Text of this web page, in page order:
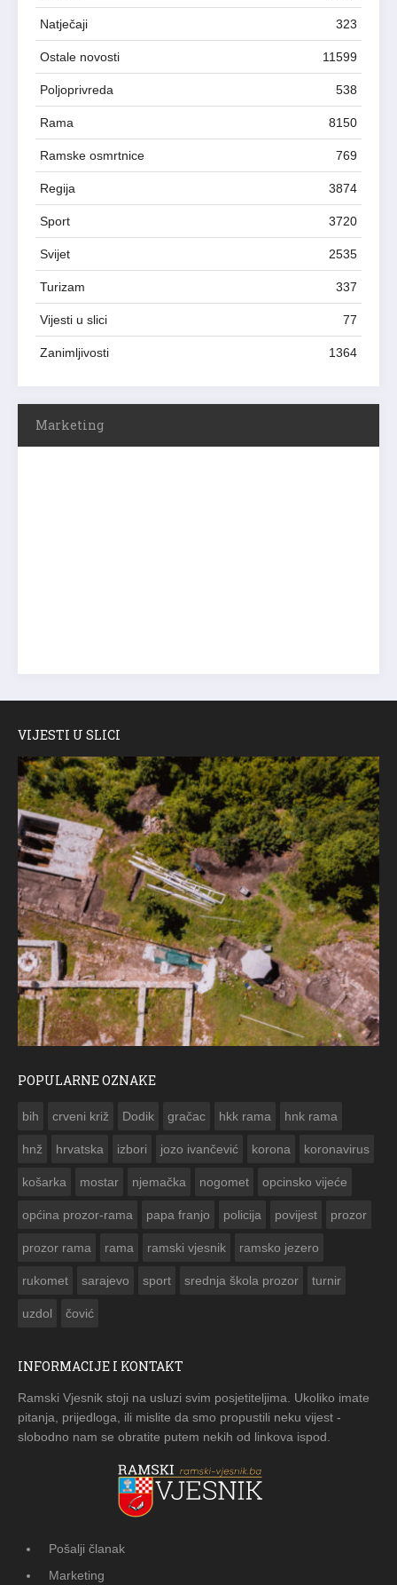
Natječaji 323
Ostale novosti 11599
Poljoprivreda 538
Rama 8150
Ramske osmrtnice 769
Regija 3874
Sport 3720
Svijet 2535
Turizam 337
Vijesti u slici 77
Zanimljivosti 1364
Marketing
VIJESTI U SLICI
POPULARNE OZNAKE
bih crveni križ Dodik gračac hkk rama hnk rama
hnž hrvatska izbori jozo ivančević korona koronavirus
košarka mostar njemačka nogomet opcinsko vijeće
općina prozor-rama papa franjo policija povijest prozor
prozor rama rama ramski vjesnik ramsko jezero
rukomet sarajevo sport srednja škola prozor turnir
uzdol čović
INFORMACIJE I KONTAKT
Ramski Vjesnik stoji na usluzi svim posjetiteljima. Ukoliko imate
pitanja, prijedloga, ili mislite da smo propustili neku vijest -
slobodno nam se obratite putem nekih od linkova ispod.
Pošalji članak
Marketing